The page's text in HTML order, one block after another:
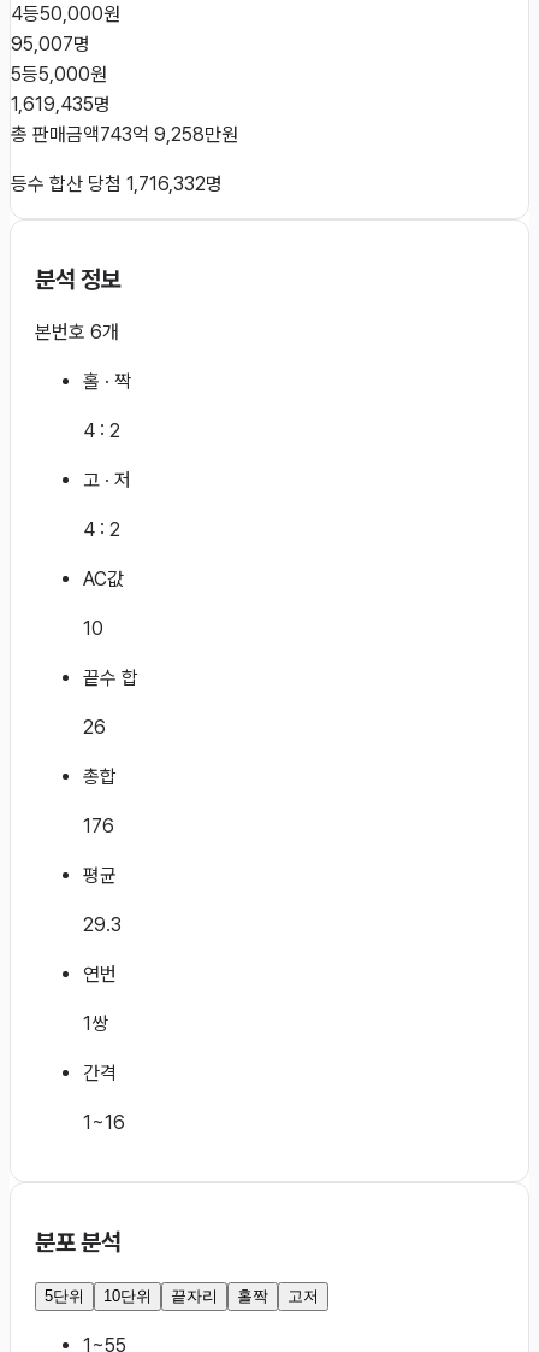
4등50,000원
95,007명
5등5,000원
1,619,435명
총 판매금액743억 9,258만원
등수 합산 당첨 1,716,332명
분석 정보
본번호 6개
홀 · 짝
4 : 2
고 · 저
4 : 2
AC값
10
끝수 합
26
총합
176
평균
29.3
연번
1쌍
간격
1~16
분포 분석
5단위 10단위 끝자리 홀짝 고저
1~55